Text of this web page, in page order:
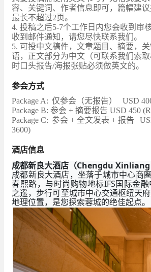
容、关键词、作者信息即可，篇幅建议
最长不超过2页。
4. 投稿之后5-7个工作日内您会收到审
收到邮件通知，请您尽快联系我们。
5. 可投中文稿件，文章题目、摘要，
语，正文部分为中文（可联系我们索
时口头报告/海报张贴必须做英文的。
参会方式
Package A: 仅参会（无报告）
USD
Package B: 参会 + 摘要报告 USD 450
Package C: 参会 + 全文发表 + 报告
3600)
酒店信息
成都新良大酒店（Chengdu Xinliang
成都新良大酒店，坐落于城市中心商
春熙路，与时尚购物地标IFS国际金
之遥，步行可至城市中心交通枢纽天
地理位置，是您探索蓉城的绝佳起点。